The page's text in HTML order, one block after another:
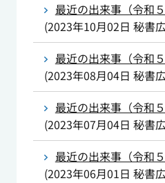
最近の出来事（令和
(2023年10月02日 秘書
最近の出来事（令和
(2023年08月04日 秘書
最近の出来事（令和
(2023年07月04日 秘書
最近の出来事（令和
(2023年06月01日 秘書